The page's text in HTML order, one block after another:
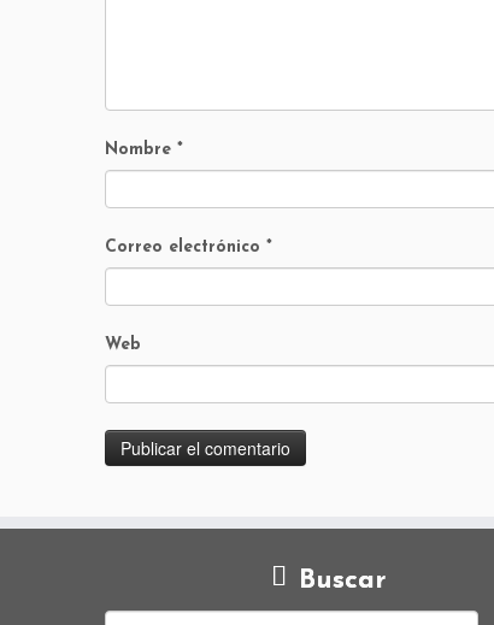
Nombre *
Correo electrónico *
Web
Buscar